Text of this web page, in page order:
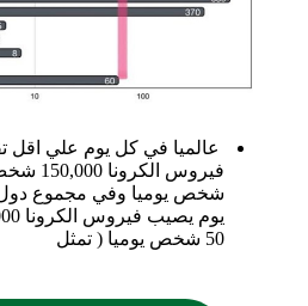
عالميا في كل يوم علي اقل
شخص يوميا وفي مجموع
50 شخص يوميا ( تمثل